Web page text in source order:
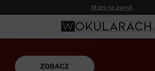
14 dni na zwrot
ZOBACZ